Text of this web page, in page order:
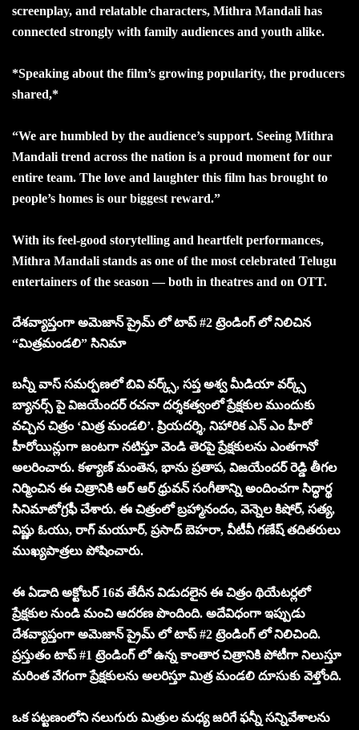
screenplay, and relatable characters, Mithra Mandali has
connected strongly with family audiences and youth alike.
*Speaking about the film’s growing popularity, the producers
shared,*
“We are humbled by the audience’s support. Seeing Mithra
Mandali trend across the nation is a proud moment for our
entire team. The love and laughter this film has brought to
people’s homes is our biggest reward.”
With its feel-good storytelling and heartfelt performances,
Mithra Mandali stands as one of the most celebrated Telugu
entertainers of the season — both in theatres and on OTT.
దేశవ్యాప్తంగా అమెజాన్ ప్రైమ్ లో టాప్ #2 ట్రెండింగ్ లో నిలిచిన
“మిత్రమండలి” సినిమా
బన్నీ వాస్ సమర్పణలో బివి వర్క్స్, సప్త అశ్వ మీడియా వర్క్స్
బ్యానర్స్ పై విజయేందర్ రచనా దర్శకత్వంలో ప్రేక్షకుల ముందుకు
వచ్చిన చిత్రం ‘మిత్ర మండలి’. ప్రియదర్శి, నిహారిక ఎన్ ఎం హీరో
హీరోయిన్లుగా జంటగా నటిస్తూ వెండి తెరపై ప్రేక్షకులను ఎంతగానో
అలరించారు. కళ్యాణ్ మంతెన, భాను ప్రతాప, విజయేందర్ రెడ్డి తీగల
నిర్మించిన ఈ చిత్రానికి ఆర్ ఆర్ ధ్రువన్ సంగీతాన్ని అందించగా సిద్ధార్థ
సినిమాటోగ్రఫీ చేశారు. ఈ చిత్రంలో బ్రహ్మానందం, వెన్నెల కిషోర్, సత్య,
విష్ణు ఓయు, రాగ్ మయూర్, ప్రసాద్ బెహరా, వీటీవీ గణేష్ తదితరులు
ముఖ్యపాత్రలు పోషించారు.
ఈ ఏడాది అక్టోబర్ 16వ తేదీన విడుదలైన ఈ చిత్రం థియేటర్లలో
ప్రేక్షకుల నుండి మంచి ఆదరణ పొందింది. అదేవిధంగా ఇప్పుడు
దేశవ్యాప్తంగా అమెజాన్ ప్రైమ్ లో టాప్ #2 ట్రెండింగ్ లో నిలిచింది.
ప్రస్తుతం టాప్ #1 ట్రెండింగ్ లో ఉన్న కాంతార చిత్రానికి పోటీగా నిలుస్తూ
మరింత వేగంగా ప్రేక్షకులను అలరిస్తూ మిత్ర మండలి దూసుకు వెళ్తోంది.
ఒక పట్టణంలోని నలుగురు మిత్రుల మధ్య జరిగే ఫన్నీ సన్నివేశాలను